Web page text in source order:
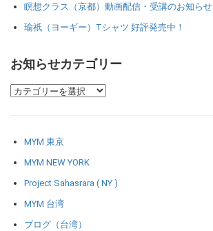
瞑想クラス（京都）動画配信・受講のお知らせ
瑜祇（ヨーギー）Tシャツ 好評発売中！
お知らせカテゴリー
MYM 東京
MYM NEW YORK
Project Sahasrara ( NY )
MYM 台湾
ブログ（台湾）